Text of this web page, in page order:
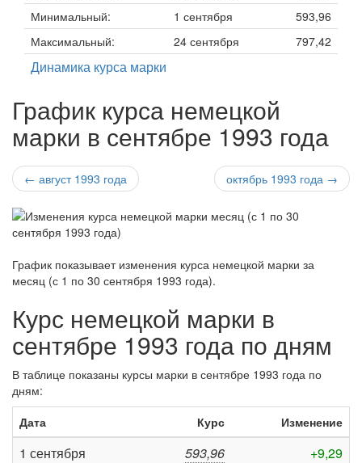
Минимальный:
1 сентября
593,96
Максимальный:
24 сентября 797,42
Динамика курса марки
График курса немецкой
марки в сентябре 1993 года
← август 1993 года октябрь 1993 года →
График показывает изменения курса немецкой марки за
месяц (с 1 по 30 сентября 1993 года).
Курс немецкой марки в
сентябре 1993 года по дням
В таблице показаны курсы марки в сентябре 1993 года по
дням:
Дата
Курс Изменение
1 сентября 593,96
+9,29